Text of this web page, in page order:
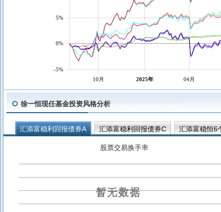
10月 2025年 04月
-5%
0%
5%
徐一恒现任基金投资风格分析
汇添富稳利回报债券A 汇添富稳利回报债券C
汇添富稳恒6
汇添富中高等级信用债A
股票交易换手率